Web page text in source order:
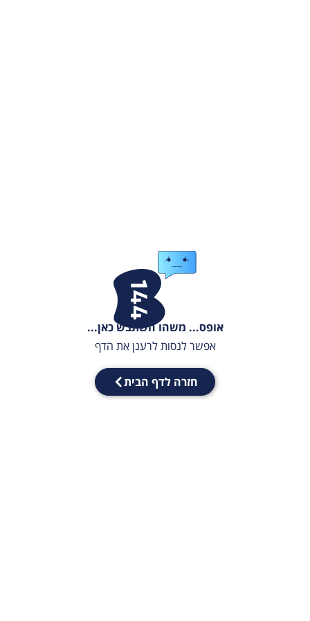
אופס... משהו השתבש כאן...
אפשר לנסות לרענן את הדף
חזרה לדף הבית